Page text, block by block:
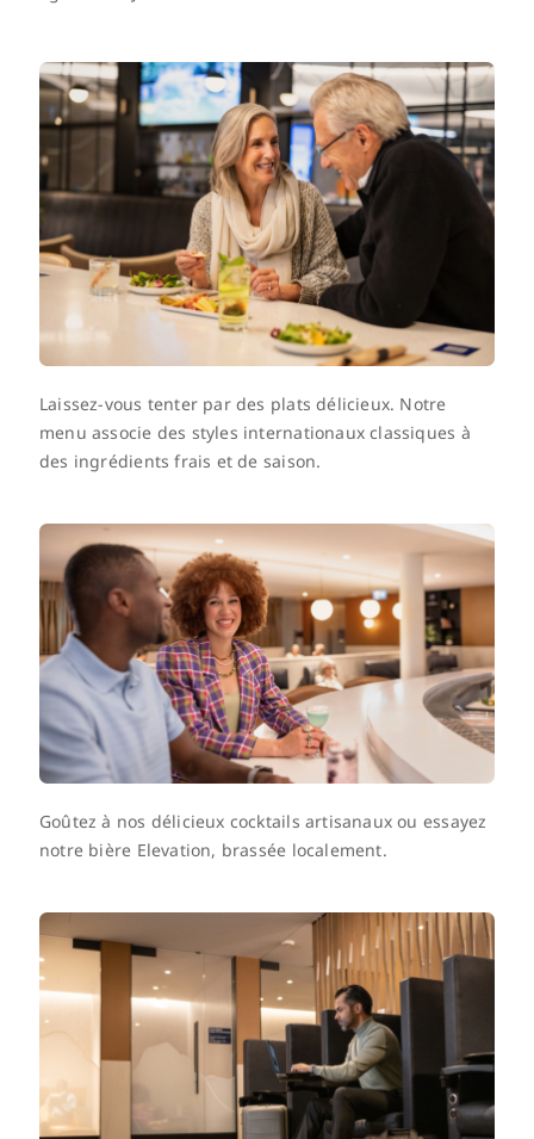
Laissez-vous tenter par des plats délicieux. Notre
menu associe des styles internationaux classiques à
des ingrédients frais et de saison.
Goûtez à nos délicieux cocktails artisanaux ou essayez
notre bière Elevation, brassée localement.